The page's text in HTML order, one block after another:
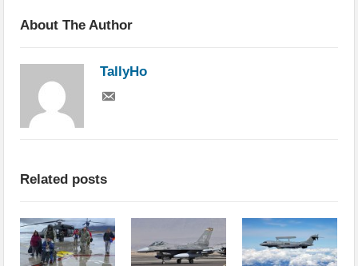
About The Author
TallyHo
Related posts